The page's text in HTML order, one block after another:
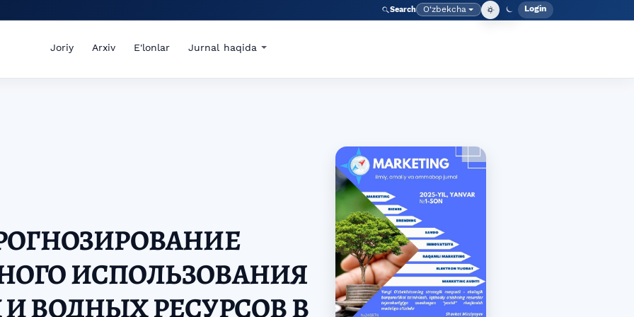
Search Language
O‘zbekcha Admin
Login
Joriy Arxiv E'lonlar Jurnal haqida
ИСПОЛЬЗОВАНИЯ
ВОДНЫХ РЕСУРСОВ В